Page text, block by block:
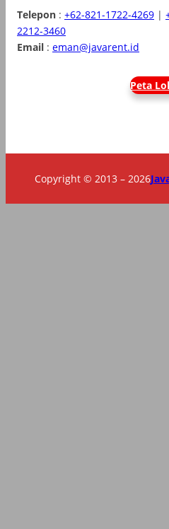
Telepon : +62-821-1722-4269 |
2212-3460
Email : eman@javarent.id
Peta
Copyright © 2013 – 2026